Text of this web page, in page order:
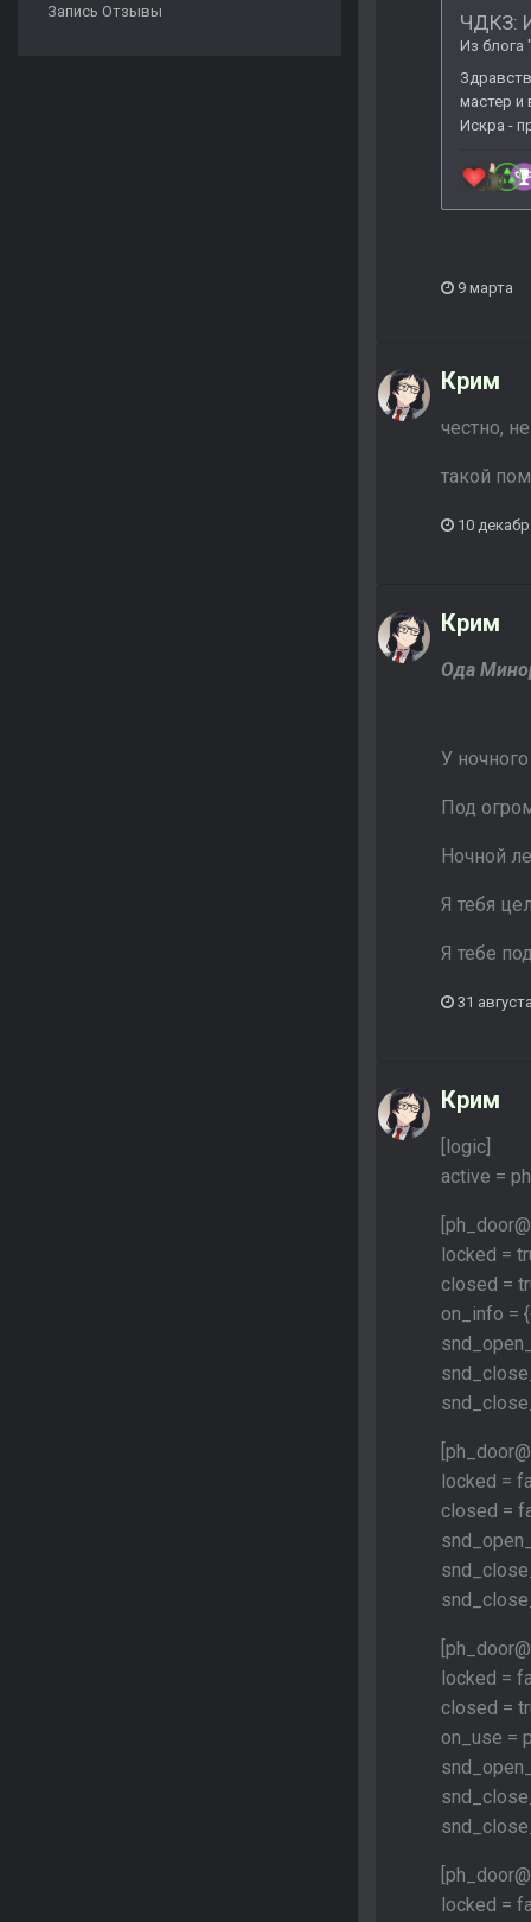
Запись Отзывы
9 марта
Крим
честно,
такой
10
Крим
Ода
У
Под
Ночной
Я тебя
Я тебе
31
Крим
[logic]
active =
locked =
closed =
on_info =
locked =
closed =
locked =
closed =
on_use =
locked =